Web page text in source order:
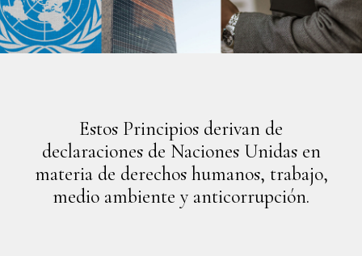
Estos Principios derivan de
declaraciones de Naciones Unidas en
materia de derechos humanos, trabajo,
medio ambiente y anticorrupción.